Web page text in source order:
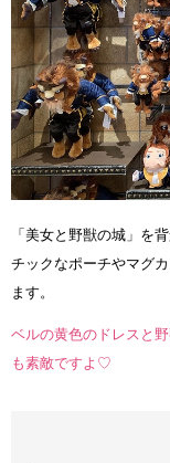
「美女と野獣の城」を
チックなポーチやマグ
ます。
ベルの黄色のドレスと
も素敵ですよ♡